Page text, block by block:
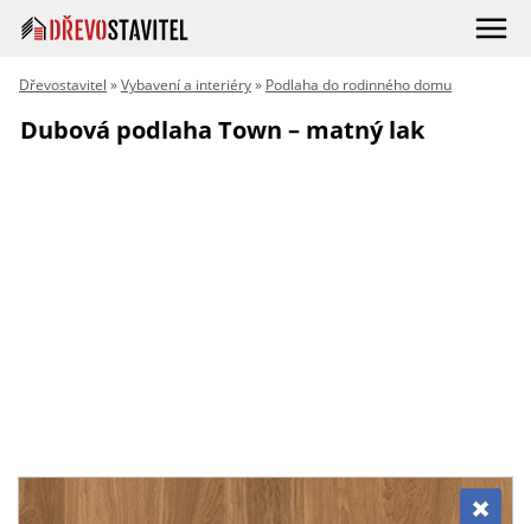
Dřevostavitel »Vybavení a interiéry» Podlaha do rodinného domu
Dubová podlaha Town – matný lak